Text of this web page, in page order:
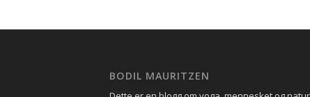
BODIL MAURITZEN